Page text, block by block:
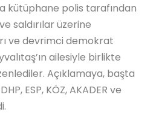
kütüphane polis tarafından
saldırılar üzerine
ve devrimci demokrat
ailesiyle birlikte
Açıklamaya, başta
ESP, KÖZ, AKADER ve